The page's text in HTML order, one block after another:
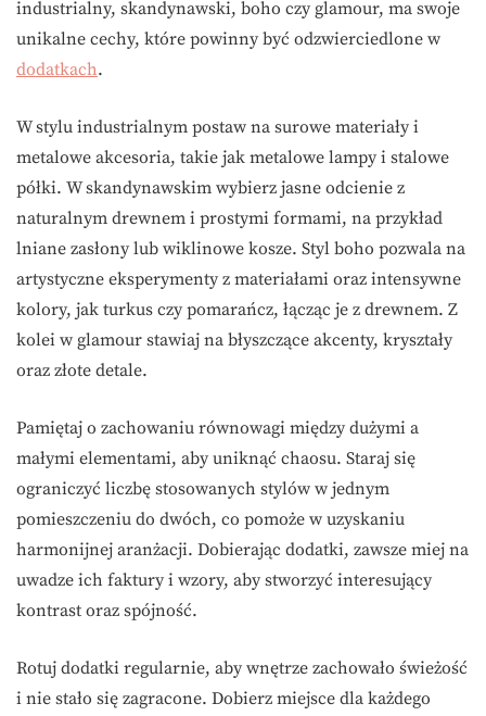
industrialny, skandynawski, boho czy glamour, ma swoje
unikalne cechy, które powinny być odzwierciedlone w
dodatkach.
W stylu industrialnym postaw na surowe materiały i
metalowe akcesoria, takie jak metalowe lampy i stalowe
półki. W skandynawskim wybierz jasne odcienie z
naturalnym drewnem i prostymi formami, na przykład
lniane zasłony lub wiklinowe kosze. Styl boho pozwala na
artystyczne eksperymenty z materiałami oraz intensywne
kolory, jak turkus czy pomarańcz, łącząc je z drewnem. Z
kolei w glamour stawiaj na błyszczące akcenty, kryształy
oraz złote detale.
Pamiętaj o zachowaniu równowagi między dużymi a
małymi elementami, aby uniknąć chaosu. Staraj się
ograniczyć liczbę stosowanych stylów w jednym
pomieszczeniu do dwóch, co pomoże w uzyskaniu
harmonijnej aranżacji. Dobierając dodatki, zawsze miej na
uwadze ich faktury i wzory, aby stworzyć interesujący
kontrast oraz spójność.
Rotuj dodatki regularnie, aby wnętrze zachowało świeżość
i nie stało się zagracone. Dobierz miejsce dla każdego